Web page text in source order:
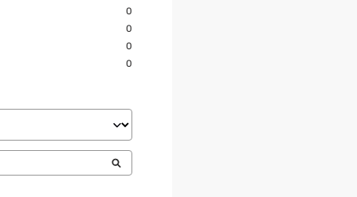
0
0
0
0